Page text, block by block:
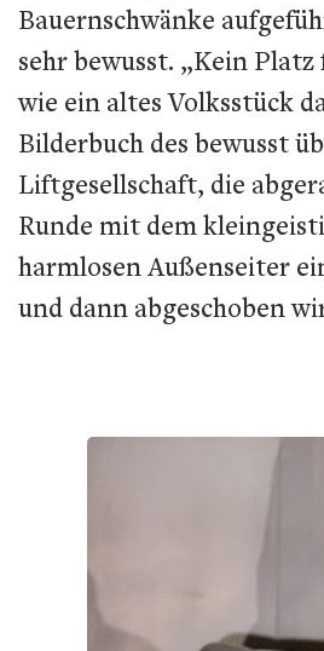
Bauernschwänke
sehr bewusst. „Kein
wie ein altes Volksstück
Bilderbuch des bewusst
Liftgesellschaft, die
Runde mit dem
harmlosen Außenseiter
und dann abgeschoben